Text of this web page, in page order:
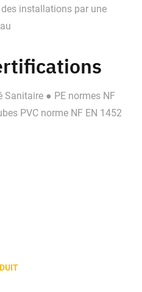
installations par une
● PE normes NF
PVC norme NF EN 1452